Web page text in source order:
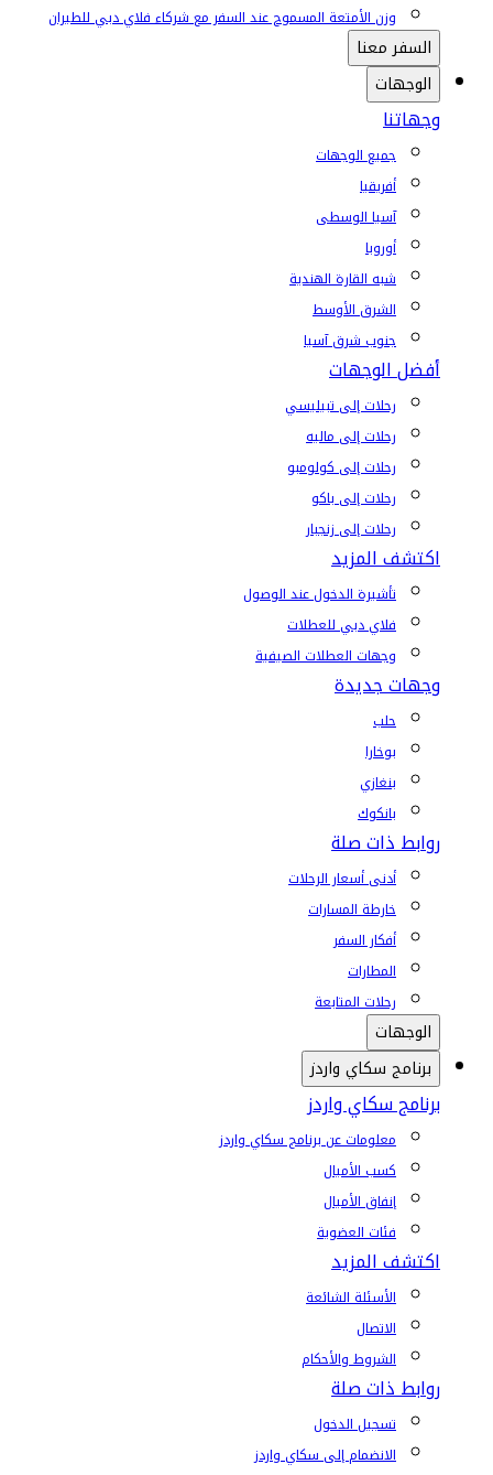
وزن الأمتعة المسموح عند السفر مع شركاء فلاي دبي للطيران
السفر معنا
الوجهات
وجهاتنا
جميع الوجهات
أفريقيا
آسيا الوسطى
أوروبا
شبه القارة الهندية
الشرق الأوسط
جنوب شرق آسيا
أفضل الوجهات
رحلات إلى تبيليسي
رحلات إلى ماليه
رحلات إلى كولومبو
رحلات إلى باكو
رحلات إلى زنجبار
اكتشف المزيد
تأشيرة الدخول عند الوصول
فلاي دبي للعطلات
وجهات العطلات الصيفية
وجهات جديدة
حلب
بوخارا
بنغازي
بانكوك
روابط ذات صلة
أدنى أسعار الرحلات
خارطة المسارات
أفكار السفر
المطارات
رحلات المتابعة
الوجهات
برنامج سكاي واردز
برنامج سكاي واردز
معلومات عن برنامج سكاي واردز
كسب الأميال
إنفاق الأميال
فئات العضوية
اكتشف المزيد
الأسئلة الشائعة
الاتصال
الشروط والأحكام
روابط ذات صلة
تسجيل الدخول
الانضمام إلى سكاي واردز